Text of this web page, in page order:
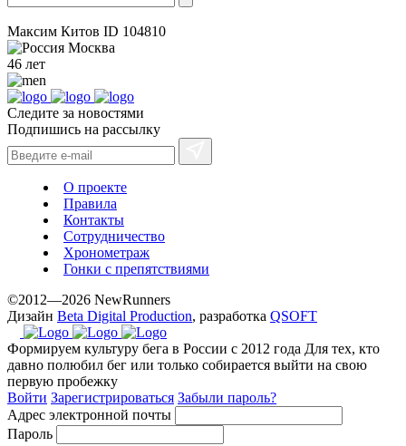
Максим Китов ID 104810
Москва
46 лет
Следите за новостями
Подпишись на рассылку
О проекте
Правила
Контакты
Сотрудничество
Хронометраж
Гонки с препятствиями
©2012—2026 NewRunners
Дизайн Beta Digital Production, разработка QSOFT
Формируем культуру бега в России с 2012 года Для тех, кто
давно полюбил бег или только собирается выйти на свою
первую пробежку
Войти Зарегистрироваться Забыли пароль?
Адрес электронной почты
Пароль